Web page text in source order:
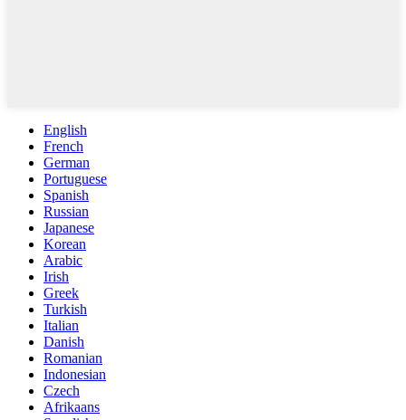
English
French
German
Portuguese
Spanish
Russian
Japanese
Korean
Arabic
Irish
Greek
Turkish
Italian
Danish
Romanian
Indonesian
Czech
Afrikaans